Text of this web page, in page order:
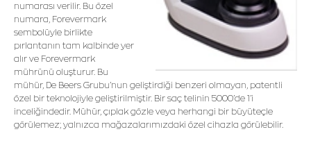
numarası verilir. Bu özel
numara, Forevermark
sembolüyle birlikte
pırlantanın tam kalbinde yer
alır ve Forevermark
mührünü oluşturur. Bu
mühür, De Beers Grubu’nun geliştirdiği benzeri olmayan, patentli
özel bir teknolojiyle geliştirilmiştir. Bir saç telinin 5000’de 1’i
inceliğindedir. Mühür, çıplak gözle veya herhangi bir büyüteçle
görülemez; yalnızca mağazalarımızdaki özel cihazla görülebilir.